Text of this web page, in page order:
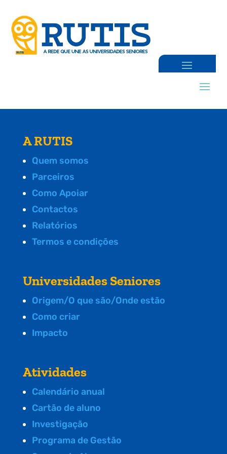
A RUTIS
Quem somos
Parceiros
Como Apoiar
Contactos
Relatórios
Termos e condições
Universidades Seniores
Origem/O que são/Onde estão
Como criar
Impacto
Atividades
Calendário anual
Cartão de aluno
Investigação
Programa de Gestão